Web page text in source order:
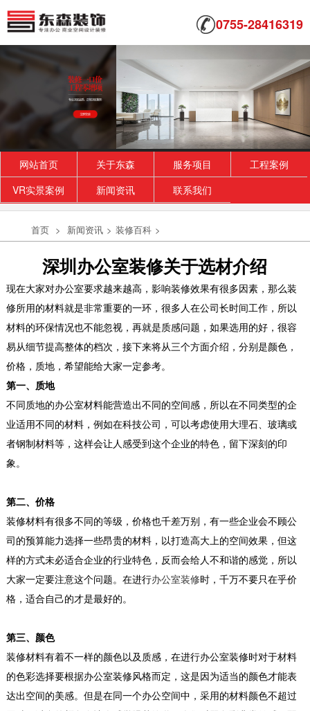
0755-28416319
网站首页 关于东森 服务项目
工程案例
VR实景案例
新闻资讯 联系我们
首页 > 新闻资讯 > 装修百科 >
深圳办公室装修关于选材介绍
现在大家对办公室要求越来越高，影响装修效果有很多因素，那么装
修所用的材料就是非常重要的一环，很多人在公司长时间工作，所以
材料的环保情况也不能忽视，再就是质感问题，如果选用的好，很容
易从细节提高整体的档次，接下来将从三个方面介绍，分别是颜色，
价格，质地，希望能给大家一定参考。
第一、质地
不同质地的办公室材料能营造出不同的空间感，所以在不同类型的企
业适用不同的材料，例如在科技公司，可以考虑使用大理石、玻璃或
者钢制材料等，这样会让人感受到这个企业的特色，留下深刻的印
象。
第二、价格
装修材料有很多不同的等级，价格也千差万别，有一些企业会不顾公
司的预算能力选择一些昂贵的材料，以打造高大上的空间效果，但这
样的方式未必适合企业的行业特色，反而会给人不和谐的感觉，所以
大家一定要注意这个问题。在进行办公室装修时，千万不要只在乎价
格，适合自己的才是最好的。
第三、颜色
装修材料有着不一样的颜色以及质感，在进行办公室装修时对于材料
的色彩选择要根据办公室装修风格而定，这是因为适当的颜色才能表
达出空间的美感。但是在同一个办公空间中，采用的材料颜色不超过
甲级写字楼办公室装修
我们知道随着网络科技的发展为我们的生活和工